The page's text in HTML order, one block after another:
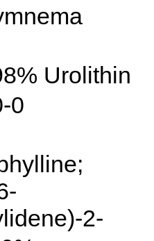
Urolithin
0
2-